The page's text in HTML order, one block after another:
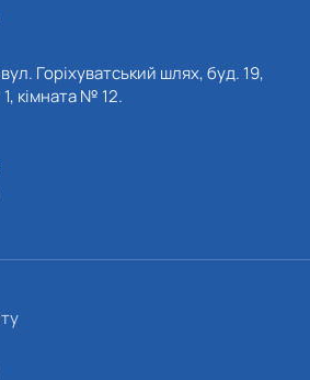
Горіхуватський шлях, буд. 19,
кімната № 12.